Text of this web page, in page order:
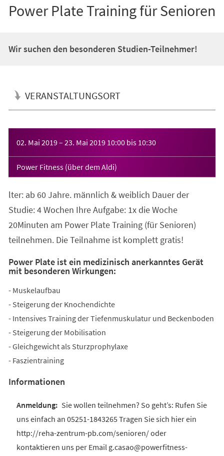
Power Plate Training für Senioren
Wir suchen den besonderen Studien-Teilnehmer!
VERANSTALTUNGSORT
02. Mai 2019– 23. Mai 2019 10:00 bis 10:30
Power Fitness (über dem Aldi)
lter: ab 60 Jahre. männlich & weiblich Dauer der
Studie: 4 Wochen Ihre Aufgabe: 1x die Woche
20Minuten am Power Plate Training (für Senioren)
teilnehmen. Die Teilnahme ist komplett gratis!
Power Plate ist ein medizinisch anerkanntes Gerät
mit besonderen Wirkungen:
- Muskelaufbau
- Steigerung der Knochendichte
- Intensives Training der Tiefenmuskulatur und Beckenboden
- Steigerung der Mobilisation
- Gleichgewicht als Sturzprophylaxe
- Faszientraining
Informationen
Sie wollen teilnehmen? So geht’s: Rufen Sie
uns einfach an 05251-1843265 Tragen Sie sich hier ein
http://reha-zentrum-pb.com/senioren/ oder
kontaktieren uns per Email g.casao@powerfitness-